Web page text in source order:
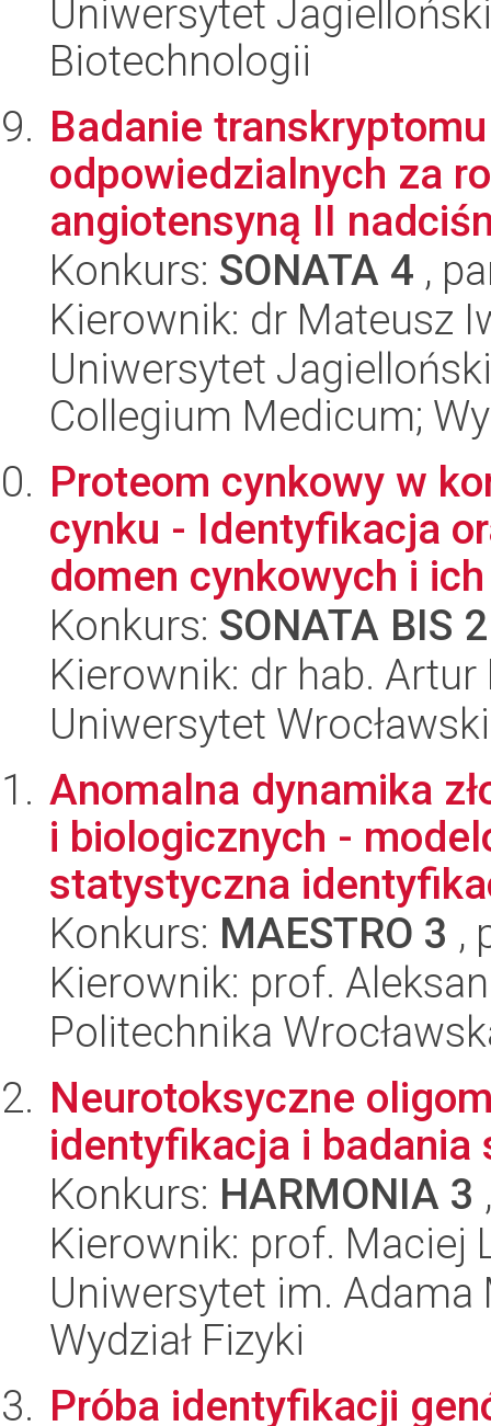
Uniwersytet
Biotechnologii
Badanie
odpowiedzialnych za
angiotensyną II
Konkurs: SONATA 4 ,
Kierownik: dr Mateusz
Uniwersytet
Collegium Medicum;
Proteom cynkowy w
cynku - Identyfikacja
domen cynkowych i
Konkurs: SONATA BIS 2
Kierownik: dr hab. Artur
Uniwersytet
Anomalna dynamika
i biologicznych -
statystyczna
Konkurs: MAESTRO 3 ,
Kierownik: prof.
Politechnika
Neurotoksyczne
identyfikacja i badania
Konkurs: HARMONIA 3
Kierownik: prof. Maciej
Uniwersytet im.
Wydział Fizyki
Próba identyfikacji